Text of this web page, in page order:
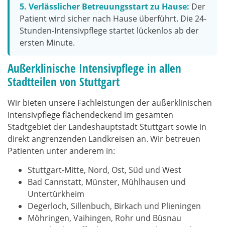
5. Verlässlicher Betreuungsstart zu Hause: Der
Patient wird sicher nach Hause überführt. Die 24-
Stunden-Intensivpflege startet lückenlos ab der
ersten Minute.
Außerklinische Intensivpflege in allen
Stadtteilen von Stuttgart
Wir bieten unsere Fachleistungen der außerklinischen
Intensivpflege flächendeckend im gesamten
Stadtgebiet der Landeshauptstadt Stuttgart sowie in
direkt angrenzenden Landkreisen an. Wir betreuen
Patienten unter anderem in:
Stuttgart-Mitte, Nord, Ost, Süd und West
Bad Cannstatt, Münster, Mühlhausen und
Untertürkheim
Degerloch, Sillenbuch, Birkach und Plieningen
Möhringen, Vaihingen, Rohr und Büsnau